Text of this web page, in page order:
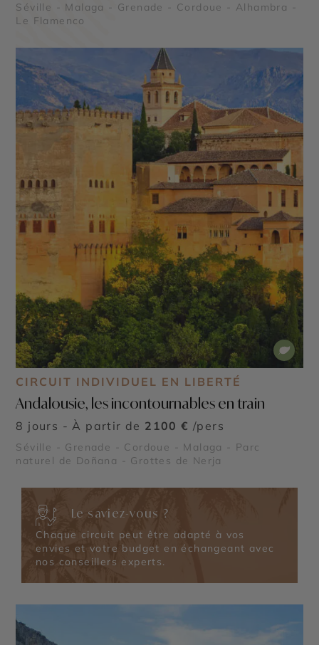
Séville - Malaga - Grenade - Cordoue - Alhambra -
Le Flamenco
CIRCUIT INDIVIDUEL EN LIBERTÉ
Andalousie, les incontournables en train
8 jours - À partir de 2100 € /pers
Séville - Grenade - Cordoue - Malaga - Parc
naturel de Doñana - Grottes de Nerja
Le saviez-vous ?
Chaque circuit peut être adapté à vos
envies et votre budget en échangeant avec
nos conseillers experts.